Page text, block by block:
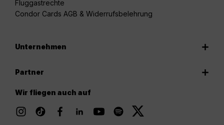
Fluggastrechte
Condor Cards AGB & Widerrufsbelehrung
Unternehmen
Partner
Wir fliegen auch auf